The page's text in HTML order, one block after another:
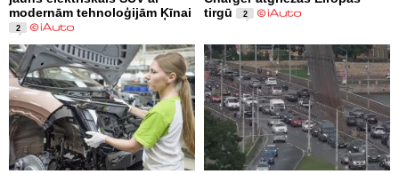
modernām tehnoloģijām Ķīnai
2
tirgū
2